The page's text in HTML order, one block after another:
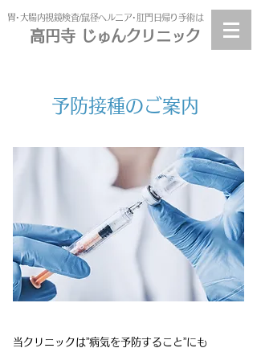
高円寺 じゅんクリニック
​胃･大腸内視鏡検査/鼠径ヘルニア･肛門日帰り手術は
高円寺 じゅんクリニック
​予防接種のご案内
当クリニックは”病気を予防すること”にも